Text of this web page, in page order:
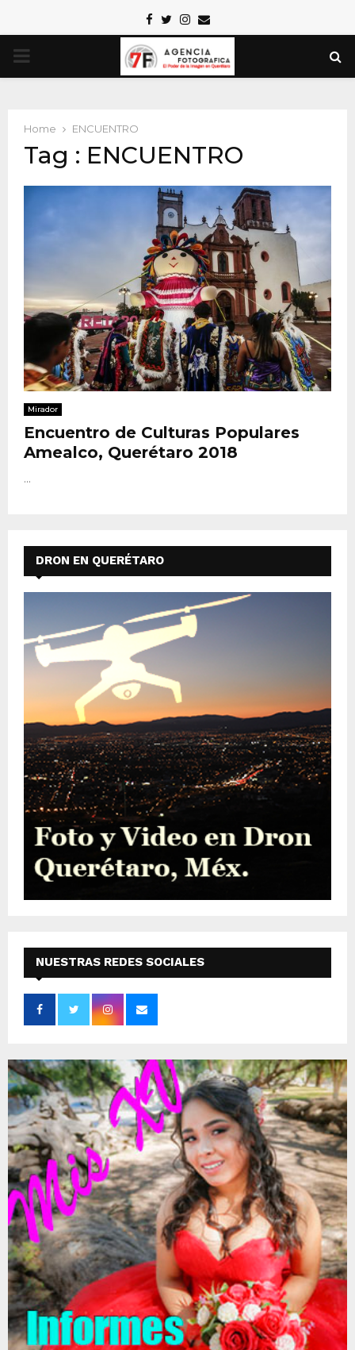
Facebook
TwitterInstagram
Email
PRIMARY
Home ENCUENTRO
Tag : ENCUENTRO
Mirador
Encuentro de Culturas Populares
Amealco, Querétaro 2018
...
DRON EN QUERÉTARO
NUESTRAS REDES SOCIALES